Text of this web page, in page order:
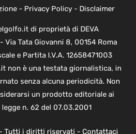
- Privacy Policy- Disclaimer
di proprietà di DEVA
- Via Tata Giovanni 8, 00154 Roma
e Partita I.V.A. 12658471003
non è una testata giornalistica, in
senza alcuna periodicità. Non
un prodotto editoriale ai
n. 62 del 07.03.2001
Tutti i diritti riservati - Contattaci